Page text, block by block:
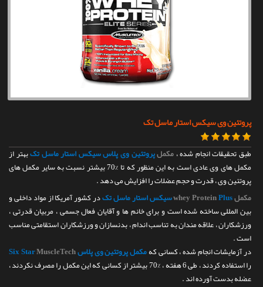
پروتئین وی سیکس استار ماسل تک
طبق تحقیقات انجام شده ،مکملپروتئین وی پلاس سیکس استار ماسل تکبهتر از
مکمل های وی عادی است به این منظور که تا %70 بیشتر نسبت به سایر مکمل های
پروتئین وی ، قدرت و حجم عضلات را افزایش می دهد .
مکمل
whey ProteinPlus سیکس استار ماسل تک
در کشور آمریکا از مواد داخلی و
بین المللی ساخته شده است و برای خانم ها و آقایان فعال جسمی ، مربیان قدرتی ،
ورزشکاران ، علاقه مندان به تناسب اندام ، بدنسازان و ورزشکاران استقامتی مناسب
است .
در آزمایشات انجام شده ، کسانی کهمکمل پروتئین وی پلاس Six StarMuscleTech
را استفاده کردند ، طی 6 هفته ، %70 بیشتر از کسانی که این مکمل را مصرف نکردند ،
عضله بدست آورده اند .